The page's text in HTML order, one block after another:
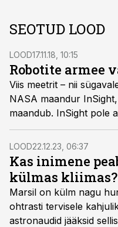
SEOTUD LOOD
LOOD17.11.18, 10:15
Robotite armee
Viis meetrit – nii
NASA maandur
maandub. InSight pole
aastate jooksul jõuab
roboteid, mis
laboritega vallutavad
leiavad võib-olla lõpuks
LOOD22.12.23, 06:37
Kas inimene
külmas kliimas?
Marsil on külm nagu
ohtrasti tervisele
astronaudid jääksid